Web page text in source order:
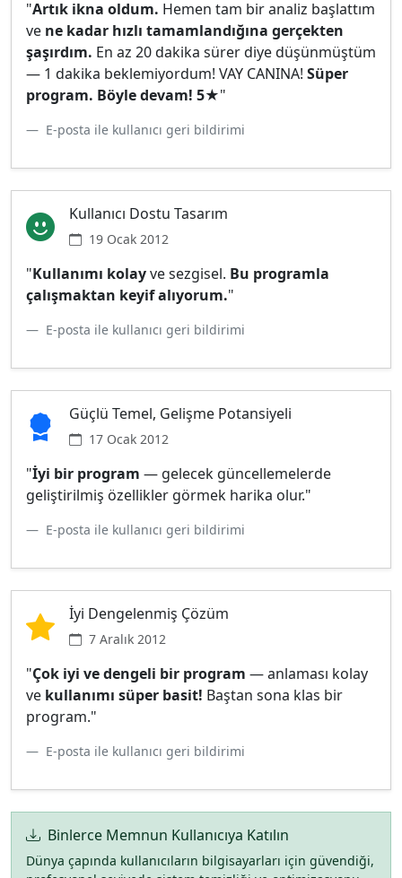
"Artık ikna oldum. Hemen tam bir analiz başlattım
ve ne kadar hızlı tamamlandığına gerçekten
şaşırdım. En az 20 dakika sürer diye düşünmüştüm
— 1 dakika beklemiyordum! VAY CANINA! Süper
program. Böyle devam! 5★"
E-posta ile kullanıcı geri bildirimi
Kullanıcı Dostu Tasarım
19 Ocak 2012
"Kullanımı kolayve sezgisel. Bu programla
çalışmaktan keyif alıyorum."
E-posta ile kullanıcı geri bildirimi
Güçlü Temel, Gelişme Potansiyeli
17 Ocak 2012
"İyi bir program — gelecek güncellemelerde
geliştirilmiş özellikler görmek harika olur."
E-posta ile kullanıcı geri bildirimi
İyi Dengelenmiş Çözüm
7 Aralık 2012
"Çok iyi ve dengeli bir program — anlaması kolay
ve kullanımı süper basit! Baştan sona klas bir
program."
E-posta ile kullanıcı geri bildirimi
Binlerce Memnun Kullanıcıya Katılın
Dünya çapında kullanıcıların bilgisayarları için güvendiği,